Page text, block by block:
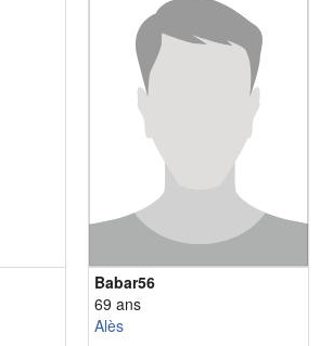
Babar56
69 ans
Alès